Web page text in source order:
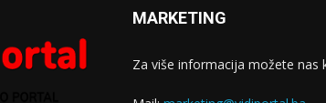
MARKETING
Za više informacija možete nas